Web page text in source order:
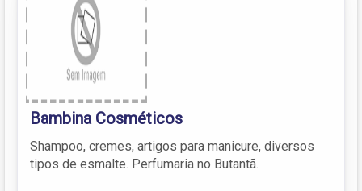
Bambina Cosméticos
Shampoo, cremes, artigos para manicure, diversos
tipos de esmalte. Perfumaria no Butantã.